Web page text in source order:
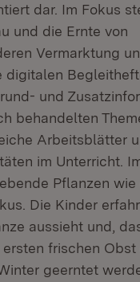
dar. Im Fokus
und die Ernte von
Vermarktung
digitalen
und
behandelten
Arbeitsblätter
im Unterricht.
Pflanzen wie
Die Kinder
aussieht und,
frischen Obst
geerntet